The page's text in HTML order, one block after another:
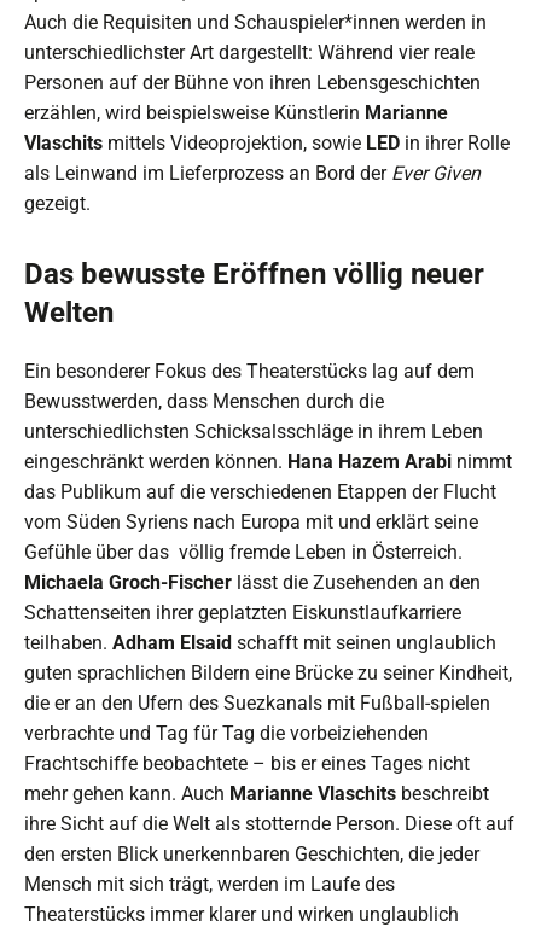
Auch die Requisiten und Schauspieler*innen werden in
unterschiedlichster Art dargestellt: Während vier reale
Personen auf der Bühne von ihren Lebensgeschichten
erzählen, wird beispielsweise Künstlerin Marianne
Vlaschits mittels Videoprojektion, sowie LED in ihrer Rolle
als Leinwand im Lieferprozess an Bord der Ever Given
gezeigt.
Das bewusste Eröffnen völlig neuer
Welten
Ein besonderer Fokus des Theaterstücks lag auf dem
Bewusstwerden, dass Menschen durch die
unterschiedlichsten Schicksalsschläge in ihrem Leben
eingeschränkt werden können. Hana Hazem Arabi nimmt
das Publikum auf die verschiedenen Etappen der Flucht
vom Süden Syriens nach Europa mit und erklärt seine
Gefühle über das völlig fremde Leben in Österreich.
Michaela Groch-Fischer lässt die Zusehenden an den
Schattenseiten ihrer geplatzten Eiskunstlaufkarriere
teilhaben. Adham Elsaid schafft mit seinen unglaublich
guten sprachlichen Bildern eine Brücke zu seiner Kindheit,
die er an den Ufern des Suezkanals mit Fußball-spielen
verbrachte und Tag für Tag die vorbeiziehenden
Frachtschiffe beobachtete – bis er eines Tages nicht
mehr gehen kann. Auch Marianne Vlaschits beschreibt
ihre Sicht auf die Welt als stotternde Person. Diese oft auf
den ersten Blick unerkennbaren Geschichten, die jeder
Mensch mit sich trägt, werden im Laufe des
Theaterstücks immer klarer und wirken unglaublich